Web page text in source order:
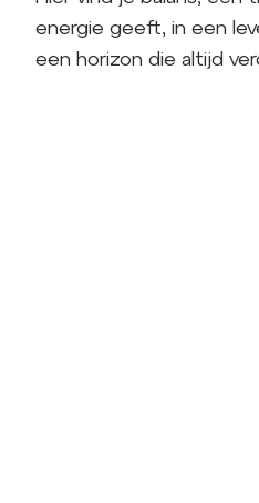
energie geeft, in een
een horizon die altijd